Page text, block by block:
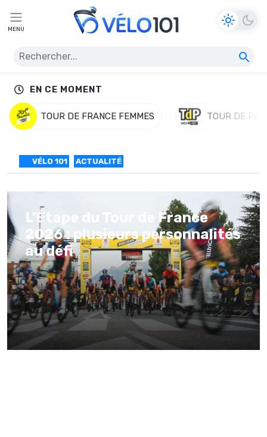
MENU
EN CE MOMENT
TOUR DE FRANCE FEMMES TOUR DE
VÉLO 101 ACTUALITÉ
L’Étape du Tour de France
2026 : plusieurs personnalités
au défi